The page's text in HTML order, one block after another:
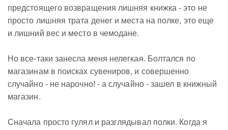
предстоящего возвращения лишняя книжка - это не
просто лишняя трата денег и места на полке, это еще
и лишний вес и место в чемодане.
Но все-таки занесла меня нелегкая. Болтался по
магазинам в поисках сувениров, и совершенно
случайно - не нарочно! - а случайно - зашел в книжный
магазин.
Сначала просто гулял и разглядывал полки. Когда я